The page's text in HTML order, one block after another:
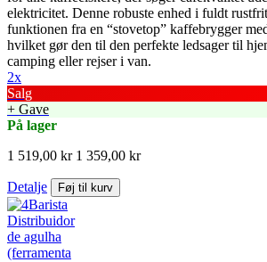
elektricitet. Denne robuste enhed i fuldt
funktionen fra en “stovetop” kaffebrygger
hvilket gør den til den perfekte ledsager til
camping eller rejser i van.
2x
Salg
+ Gave
På lager
1 519,00 kr 1 359,00 kr
Detalje Føj til kurv